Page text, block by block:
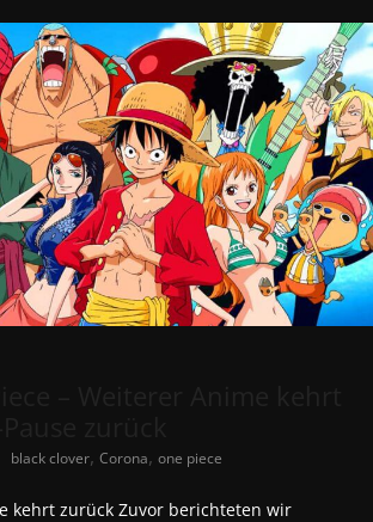
black clover, Corona, one piece
kehrt zurück Zuvor berichteten wir